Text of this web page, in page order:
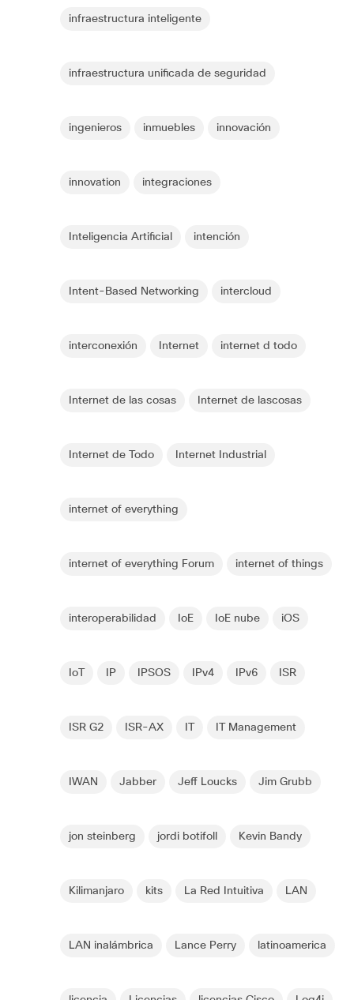
infraestructura inteligente
infraestructura unificada de seguridad
ingenieros inmuebles innovación
innovation integraciones
Inteligencia Artificial intención
Intent-Based Networking intercloud
interconexión Internet internet d todo
Internet de las cosas Internet de lascosas
Internet de Todo Internet Industrial
internet of everything
internet of everything Forum internet of things
interoperabilidad IoE IoE nube iOS
IoT IP IPSOS IPv4 IPv6 ISR
ISR G2 ISR-AX IT IT Management
IWAN Jabber Jeff Loucks Jim Grubb
jon steinberg jordi botifoll Kevin Bandy
Kilimanjaro kits La Red Intuitiva LAN
LAN inalámbrica Lance Perry latinoamerica